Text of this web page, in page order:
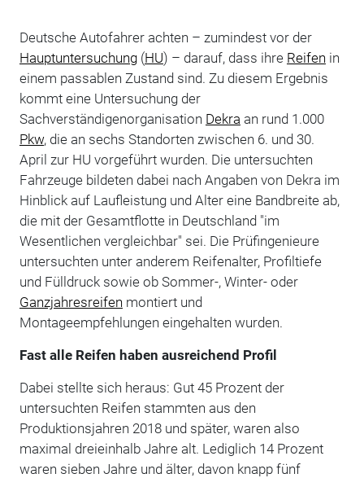
Deutsche Autofahrer achten – zumindest vor der
Hauptuntersuchung(HU) – darauf, dass ihre Reifen in
einem passablen Zustand sind. Zu diesem Ergebnis
kommt eine Untersuchung der
Sachverständigenorganisation Dekra an rund 1.000
Pkw, die an sechs Standorten zwischen 6. und 30.
April zur HU vorgeführt wurden. Die untersuchten
Fahrzeuge bildeten dabei nach Angaben von Dekra im
Hinblick auf Laufleistung und Alter eine Bandbreite ab,
die mit der Gesamtflotte in Deutschland "im
Wesentlichen vergleichbar" sei. Die Prüfingenieure
untersuchten unter anderem Reifenalter, Profiltiefe
und Fülldruck sowie ob Sommer-, Winter- oder
Ganzjahresreifen montiert und
Montageempfehlungen eingehalten wurden.
Fast alle Reifen haben ausreichend Profil
Dabei stellte sich heraus: Gut 45 Prozent der
untersuchten Reifen stammten aus den
Produktionsjahren 2018 und später, waren also
maximal dreieinhalb Jahre alt. Lediglich 14 Prozent
waren sieben Jahre und älter, davon knapp fünf